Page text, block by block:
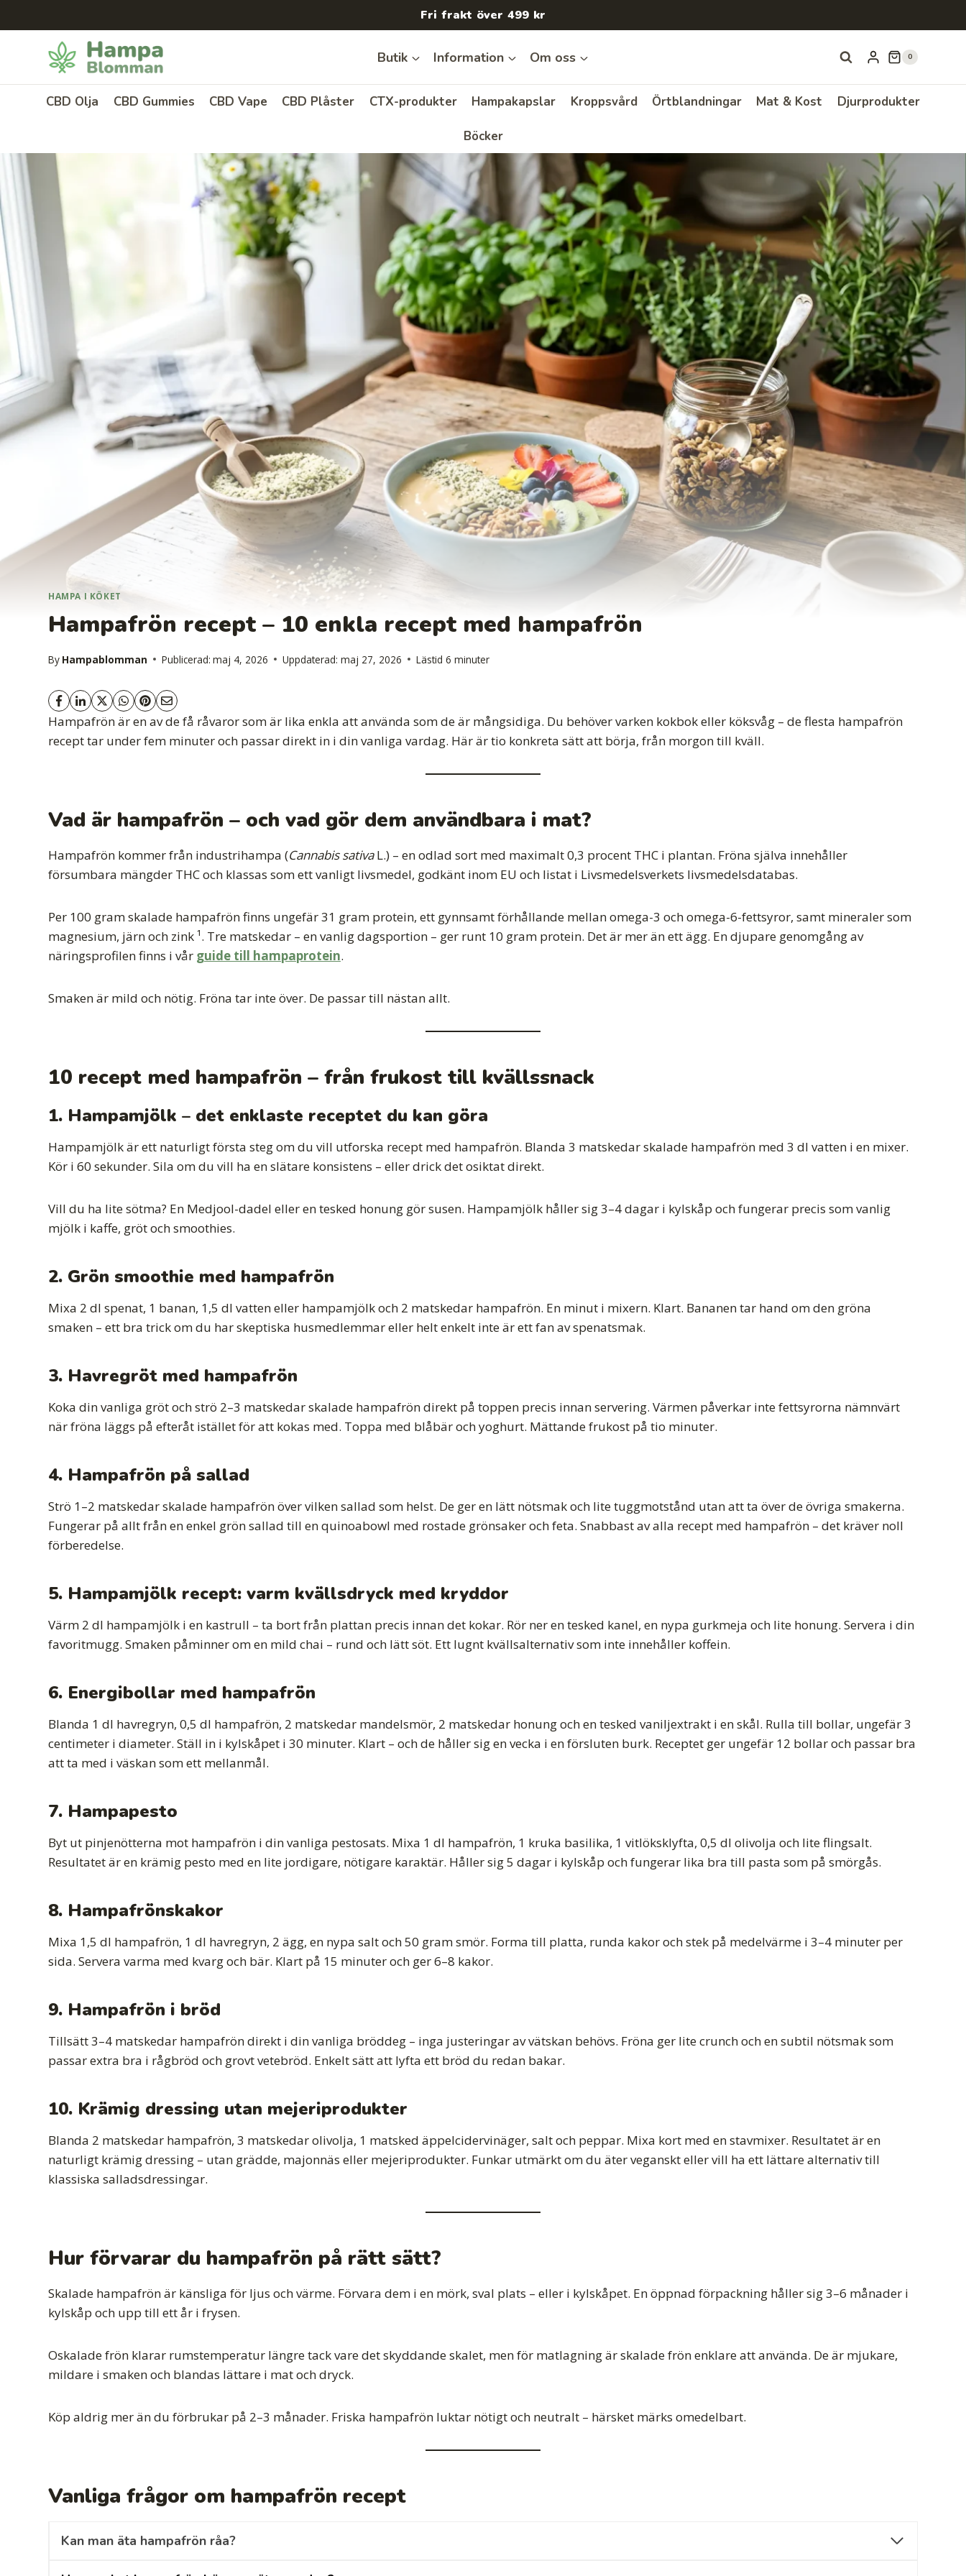
to
Fri frakt över 499 kr
Butik Information Om oss 0
CBD Olja CBD Gummies CBD Vape CBD Plåster CTX-produkter Hampakapslar Kroppsvård Örtblandningar Mat & Kost Djurprodukter
Böcker
HAMPA I KÖKET
Hampafrön recept – 10 enkla recept med hampafrön
By Hampablomman Publicerad: maj 4, 2026 Uppdaterad: maj 27, 2026 Lästid 6 minuter
Hampafrön är en av de få råvaror som är lika enkla att använda som de är mångsidiga. Du behöver varken kokbok eller köksvåg – de flesta hampafrön
recept tar under fem minuter och passar direkt in i din vanliga vardag. Här är tio konkreta sätt att börja, från morgon till kväll.
Vad är hampafrön – och vad gör dem användbara i mat?
Hampafrön kommer från industrihampa (Cannabis sativaL.) – en odlad sort med maximalt 0,3 procent THC i plantan. Fröna själva innehåller
försumbara mängder THC och klassas som ett vanligt livsmedel, godkänt inom EU och listat i Livsmedelsverkets livsmedelsdatabas.
Per 100 gram skalade hampafrön finns ungefär 31 gram protein, ett gynnsamt förhållande mellan omega-3 och omega-6-fettsyror, samt mineraler som
magnesium, järn och zink ¹. Tre matskedar – en vanlig dagsportion – ger runt 10 gram protein. Det är mer än ett ägg. En djupare genomgång av
näringsprofilen finns i vår guide till hampaprotein.
Smaken är mild och nötig. Fröna tar inte över. De passar till nästan allt.
10 recept med hampafrön – från frukost till kvällssnack
1. Hampamjölk – det enklaste receptet du kan göra
Hampamjölk är ett naturligt första steg om du vill utforska recept med hampafrön. Blanda 3 matskedar skalade hampafrön med 3 dl vatten i en mixer.
Kör i 60 sekunder. Sila om du vill ha en slätare konsistens – eller drick det osiktat direkt.
Vill du ha lite sötma? En Medjool-dadel eller en tesked honung gör susen. Hampamjölk håller sig 3–4 dagar i kylskåp och fungerar precis som vanlig
mjölk i kaffe, gröt och smoothies.
2. Grön smoothie med hampafrön
Mixa 2 dl spenat, 1 banan, 1,5 dl vatten eller hampamjölk och 2 matskedar hampafrön. En minut i mixern. Klart. Bananen tar hand om den gröna
smaken – ett bra trick om du har skeptiska husmedlemmar eller helt enkelt inte är ett fan av spenatsmak.
3. Havregröt med hampafrön
Koka din vanliga gröt och strö 2–3 matskedar skalade hampafrön direkt på toppen precis innan servering. Värmen påverkar inte fettsyrorna nämnvärt
när fröna läggs på efteråt istället för att kokas med. Toppa med blåbär och yoghurt. Mättande frukost på tio minuter.
4. Hampafrön på sallad
Strö 1–2 matskedar skalade hampafrön över vilken sallad som helst. De ger en lätt nötsmak och lite tuggmotstånd utan att ta över de övriga smakerna.
Fungerar på allt från en enkel grön sallad till en quinoabowl med rostade grönsaker och feta. Snabbast av alla recept med hampafrön – det kräver noll
förberedelse.
5. Hampamjölk recept: varm kvällsdryck med kryddor
Värm 2 dl hampamjölk i en kastrull – ta bort från plattan precis innan det kokar. Rör ner en tesked kanel, en nypa gurkmeja och lite honung. Servera i din
favoritmugg. Smaken påminner om en mild chai – rund och lätt söt. Ett lugnt kvällsalternativ som inte innehåller koffein.
6. Energibollar med hampafrön
Blanda 1 dl havregryn, 0,5 dl hampafrön, 2 matskedar mandelsmör, 2 matskedar honung och en tesked vaniljextrakt i en skål. Rulla till bollar, ungefär 3
centimeter i diameter. Ställ in i kylskåpet i 30 minuter. Klart – och de håller sig en vecka i en försluten burk. Receptet ger ungefär 12 bollar och passar bra
att ta med i väskan som ett mellanmål.
7. Hampapesto
Byt ut pinjenötterna mot hampafrön i din vanliga pestosats. Mixa 1 dl hampafrön, 1 kruka basilika, 1 vitlöksklyfta, 0,5 dl olivolja och lite flingsalt.
Resultatet är en krämig pesto med en lite jordigare, nötigare karaktär. Håller sig 5 dagar i kylskåp och fungerar lika bra till pasta som på smörgås.
8. Hampafrönskakor
Mixa 1,5 dl hampafrön, 1 dl havregryn, 2 ägg, en nypa salt och 50 gram smör. Forma till platta, runda kakor och stek på medelvärme i 3–4 minuter per
sida. Servera varma med kvarg och bär. Klart på 15 minuter och ger 6–8 kakor.
9. Hampafrön i bröd
Tillsätt 3–4 matskedar hampafrön direkt i din vanliga bröddeg – inga justeringar av vätskan behövs. Fröna ger lite crunch och en subtil nötsmak som
passar extra bra i rågbröd och grovt vetebröd. Enkelt sätt att lyfta ett bröd du redan bakar.
10. Krämig dressing utan mejeriprodukter
Blanda 2 matskedar hampafrön, 3 matskedar olivolja, 1 matsked äppelcidervinäger, salt och peppar. Mixa kort med en stavmixer. Resultatet är en
naturligt krämig dressing – utan grädde, majonnäs eller mejeriprodukter. Funkar utmärkt om du äter veganskt eller vill ha ett lättare alternativ till
klassiska salladsdressingar.
Hur förvarar du hampafrön på rätt sätt?
Skalade hampafrön är känsliga för ljus och värme. Förvara dem i en mörk, sval plats – eller i kylskåpet. En öppnad förpackning håller sig 3–6 månader i
kylskåp och upp till ett år i frysen.
Oskalade frön klarar rumstemperatur längre tack vare det skyddande skalet, men för matlagning är skalade frön enklare att använda. De är mjukare,
mildare i smaken och blandas lättare i mat och dryck.
Köp aldrig mer än du förbrukar på 2–3 månader. Friska hampafrön luktar nötigt och neutralt – härsket märks omedelbart.
Vanliga frågor om hampafrön recept
Kan man äta hampafrön råa?